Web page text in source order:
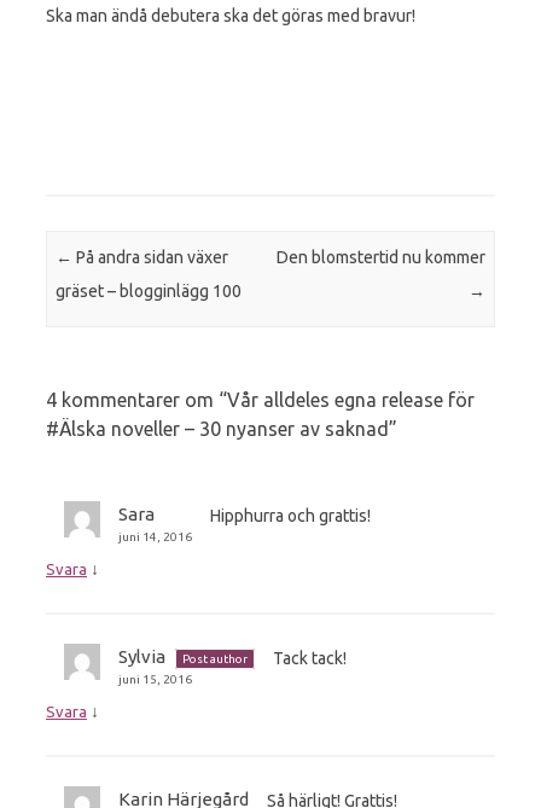
Ska man ändå debutera ska det göras med bravur!
Post navigation
← På andra sidan växer
gräset – blogginlägg 100
Den blomstertid nu kommer
→
4 kommentarer om “Vår alldeles egna release för
#Älska noveller – 30 nyanser av saknad”
Sara
juni 14, 2016
Hipphurra och grattis!
Svara ↓
Sylvia
Post author
juni 15, 2016
Tack tack!
Svara ↓
Karin Härjegård Så härligt! Grattis!